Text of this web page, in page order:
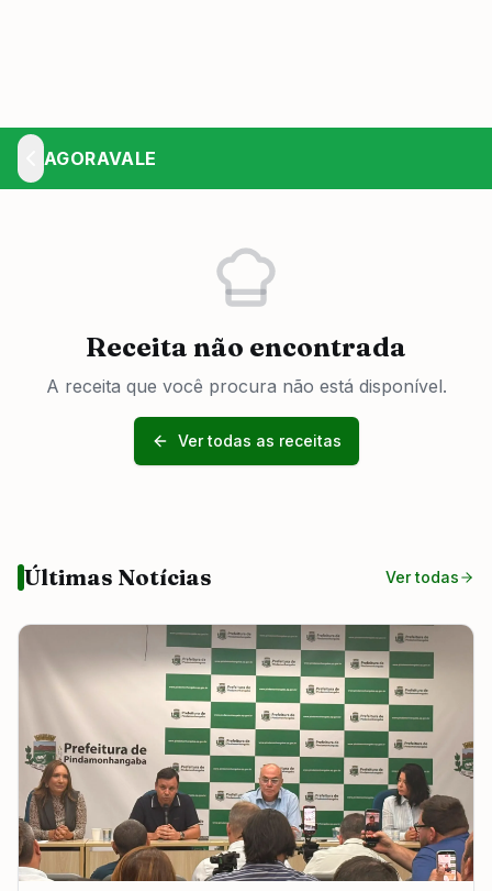
AGORAVALE
Receita não encontrada
A receita que você procura não está disponível.
Ver todas as receitas
Últimas Notícias Ver todas